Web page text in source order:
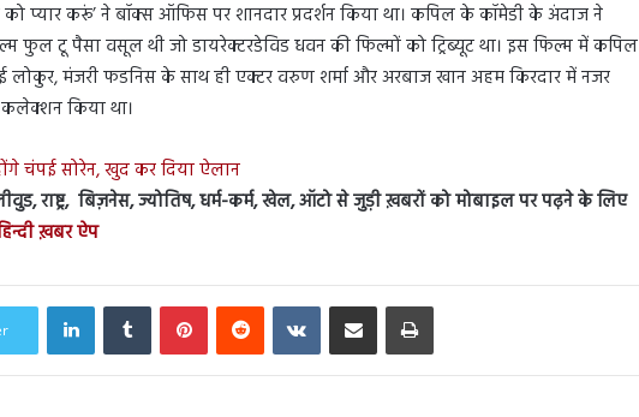
प्यार करूं’ ने बॉक्स ऑफिस पर शानदार प्रदर्शन किया था। कपिल के कॉमेडी के अंदाज ने
फुल टू पैसा वसूल थी जो डायरेक्टरडेविड धवन की फिल्मों को ट्रिब्यूट था। इस फिल्म में कपिल
लोकुर, मंजरी फडनिस के साथ ही एक्टर वरुण शर्मा और अरबाज खान अहम किरदार में नजर
किया था।
चंपई सोरेन, खुद कर दिया ऐलान
राष्ट्र, बिज़नेस, ज्योतिष, धर्म-कर्म, खेल, ऑटो से जुड़ी ख़बरों को मोबाइल पर पढ़ने के लिए
ख़बर ऐप
LinkedInTumblr PinterestReddit VKontakteShare via Email Print